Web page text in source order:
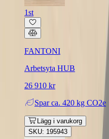
1st
FANTONI
Arbetsyta HUB
26 910 kr
Spar ca. 420 kg CO2e
Lägg i varukorg
SKU: 195943